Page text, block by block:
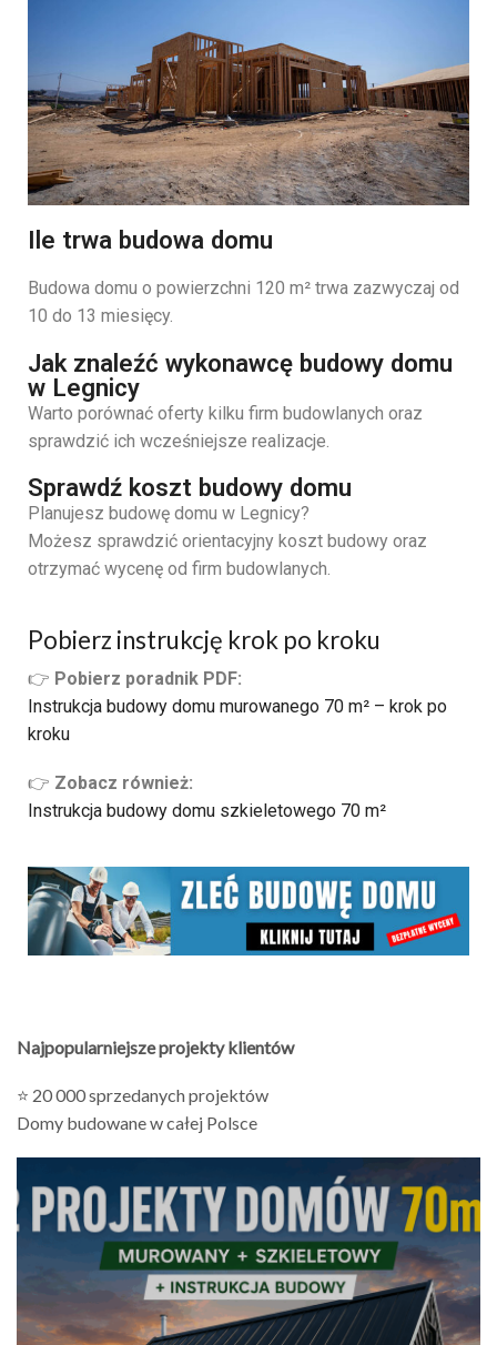
Ile trwa budowa domu
Budowa domu o powierzchni 120 m² trwa zazwyczaj od
10 do 13 miesięcy.
Jak znaleźć wykonawcę budowy domu
w Legnicy
Warto porównać oferty kilku firm budowlanych oraz
sprawdzić ich wcześniejsze realizacje.
Sprawdź koszt budowy domu
Planujesz budowę domu w Legnicy?
Możesz sprawdzić orientacyjny koszt budowy oraz
otrzymać wycenę od firm budowlanych.
Pobierz instrukcję krok po kroku
👉 Pobierz poradnik PDF:
Instrukcja budowy domu murowanego 70 m² – krok po
kroku
👉 Zobacz również:
Instrukcja budowy domu szkieletowego 70 m²
Najpopularniejsze projekty klientów
⭐ 20 000 sprzedanych projektów
Domy budowane w całej Polsce